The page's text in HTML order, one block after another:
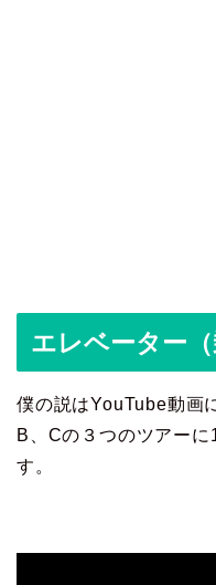
エレベーター
僕の説はYouTube動画
B、Cの３つのツアー
す。